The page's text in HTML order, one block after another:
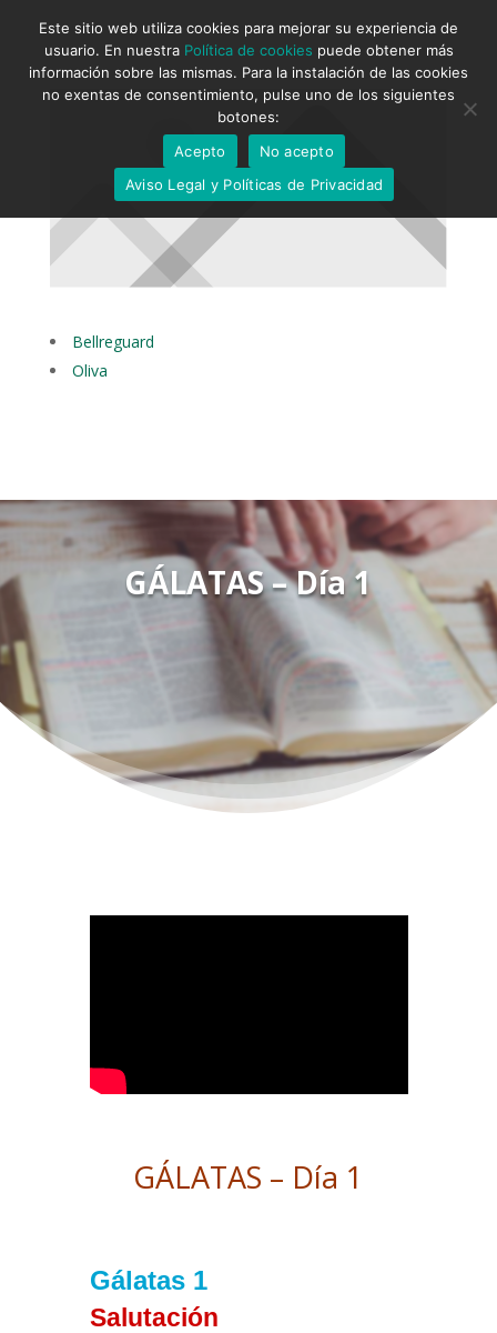
Bellreguard
Oliva
GÁLATAS – Día 1
GÁLATAS – Día 1
Gálatas 1
Salutación
Este sitio web utiliza cookies para mejorar su experiencia de
usuario. En nuestra Política de cookies puede obtener más
información sobre las mismas. Para la instalación de las cookies
no exentas de consentimiento, pulse uno de los siguientes
botones:
Acepto
No acepto
Aviso Legal y Políticas de Privacidad